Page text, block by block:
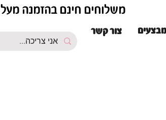
צור קשר מבצעים
משלוחים חינם בהזמנה מעל 299₪